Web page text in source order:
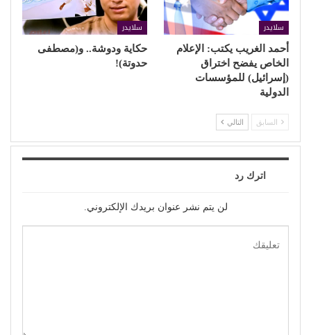
سلايدر
أحمد الغريب يكتب: الإعلام
الخاص يفضح اختراق
(إسرائيل) للمؤسسات
الدولية
سلايدر
حكاية ودوشة.. و(مصطفى
حدوتة)!
السابق التالي
اترك رد
لن يتم نشر عنوان بريدك الإلكتروني.